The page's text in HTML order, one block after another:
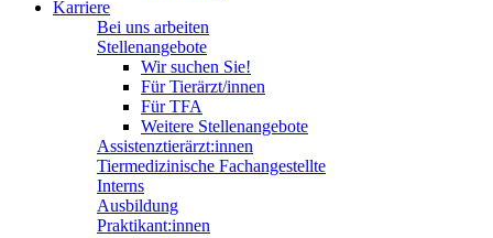
Karriere
Bei uns arbeiten
Stellenangebote
Wir suchen Sie!
Für Tierärzt/innen
Für TFA
Weitere Stellenangebote
Assistenztierärzt:innen
Tiermedizinische Fachangestellte
Interns
Ausbildung
Praktikant:innen